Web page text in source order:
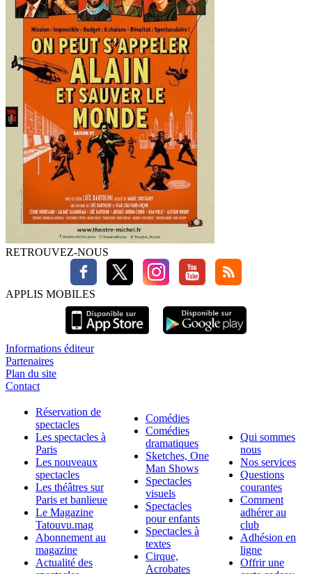
RETROUVEZ-NOUS
APPLIS MOBILES
Informations éditeur
Partenaires
Plan du site
Contact
Réservation de
spectacles
Les spectacles à
Paris
Les nouveaux
spectacles
Les théâtres sur
Paris et banlieue
Le Magazine
Tatouvu.mag
Abonnement au
magazine
Actualité des
Comédies
Comédies
dramatiques
Sketches, One
Man Shows
Spectacles
visuels
Spectacles
pour enfants
Spectacles à
textes
Cirque,
Acrobates
Qui sommes
nous
Nos services
Questions
courantes
Comment
adhérer au
club
Adhésion en
ligne
Offrir une